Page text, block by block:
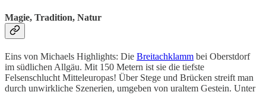
Magie, Tradition, Natur
Eins von Michaels Highlights: Die Breitachklamm bei Oberstdorf
im südlichen Allgäu. Mit 150 Metern ist sie die tiefste
Felsenschlucht Mitteleuropas! Über Stege und Brücken streift man
durch unwirkliche Szenerien, umgeben von uraltem Gestein. Unter